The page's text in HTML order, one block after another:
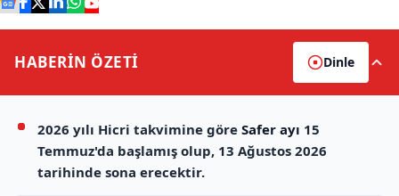
HABERİN ÖZETİ Dinle
2026 yılı Hicri takvimine göre Safer ayı 15
Temmuz'da başlamış olup, 13 Ağustos 2026
tarihinde sona erecektir.